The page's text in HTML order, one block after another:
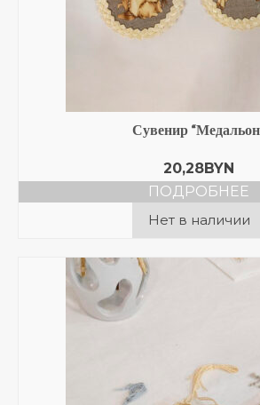
Сувенир
20,28BYN
ПОДРОБНЕЕ
Нет в наличии